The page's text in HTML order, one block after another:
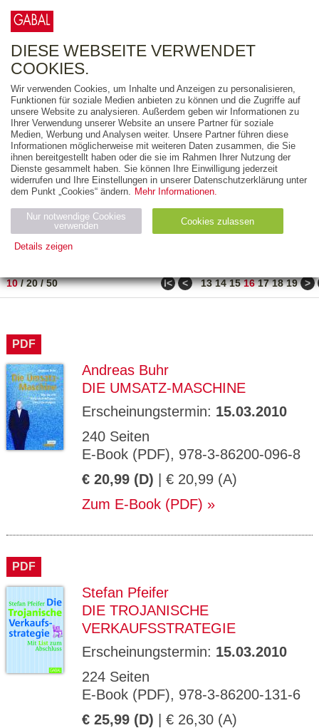
FREITEXT
AUSGABEART
AUS DER REIHE
ZUM THEMA
Neuerscheinung
Bestseller
PREIS
10/20/50 ǀ< < 13 14 15 16 17 18 19 >
PDF
Andreas Buhr
DIE UMSATZ-MASCHINE
Erscheinungstermin: 15.03.2010
240 Seiten
E-Book (PDF), 978-3-86200-096-8
€ 20,99 (D) | € 20,99 (A)
Zum E-Book (PDF)
PDF
Stefan Pfeifer
DIE TROJANISCHE
VERKAUFSSTRATEGIE
Erscheinungstermin: 15.03.2010
224 Seiten
E-Book (PDF), 978-3-86200-131-6
€ 25,99 (D) | € 26,30 (A)
DIESE WEBSEITE VERWENDET
COOKIES.
Wir verwenden Cookies, um Inhalte und Anzeigen zu personalisieren,
Funktionen für soziale Medien anbieten zu können und die Zugriffe auf
unsere Website zu analysieren. Außerdem geben wir Informationen zu
Ihrer Verwendung unserer Website an unsere Partner für soziale
Medien, Werbung und Analysen weiter. Unsere Partner führen diese
Informationen möglicherweise mit weiteren Daten zusammen, die Sie
ihnen bereitgestellt haben oder die sie im Rahmen Ihrer Nutzung der
Dienste gesammelt haben. Sie können Ihre Einwilligung jederzeit
widerrufen und Ihre Einstellungen in unserer Datenschutzerklärung unter
dem Punkt „Cookies“ ändern. Mehr Informationen.
Nur notwendige Cookies
verwenden
Cookies zulassen
Details zeigen
Name Zweck
ESSION
_ID
GV_CO
OKIES
gabal-
verlag.
de
Speichert den Zustimmungsstatus des
Domäne.